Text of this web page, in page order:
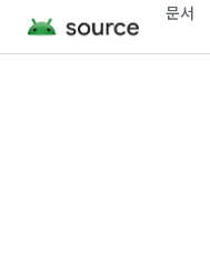
문서